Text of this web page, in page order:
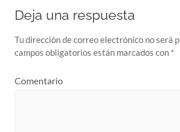
Deja una respuesta
Tu dirección de correo electrónico no será
campos obligatorios están marcados con *
Comentario